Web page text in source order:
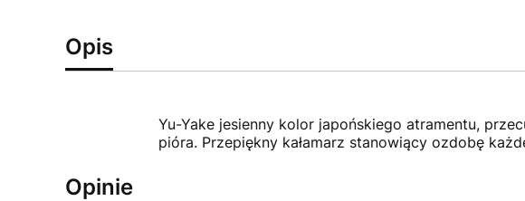
Opis
Yu-Yake jesienny kolor japońskiego atramentu,
pióra. Przepiękny kałamarz stanowiący ozdobę
Opinie